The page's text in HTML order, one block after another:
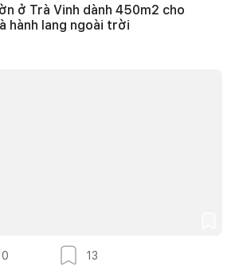
ở Trà Vinh dành 450m2 cho
hành lang ngoài trời
0 13